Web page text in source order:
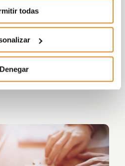
todas
Denegar
activos son
cuales nuestro
posible.
nuestros equipos.